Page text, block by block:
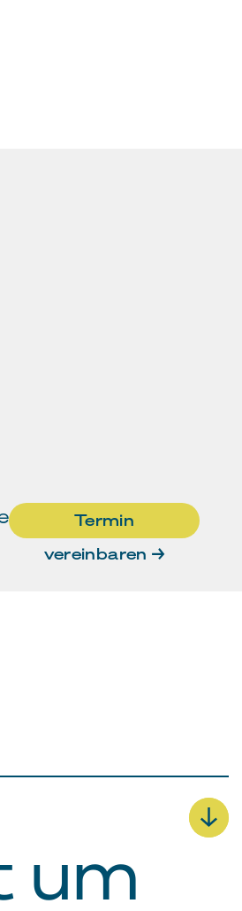
Termin
vereinbaren →
um